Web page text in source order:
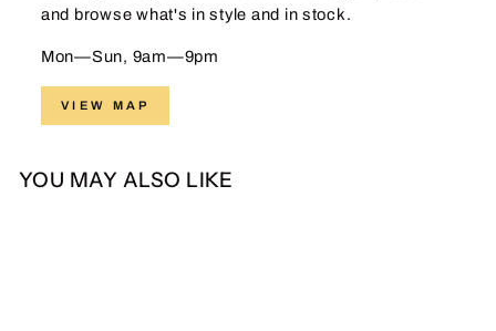
and browse what's in style and in stock.
Mon—Sun, 9am—9pm
VIEW MAP
YOU MAY ALSO LIKE